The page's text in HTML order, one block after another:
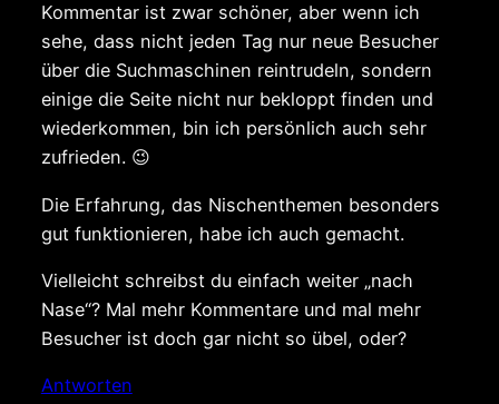
Kommentar ist zwar schöner, aber wenn ich
sehe, dass nicht jeden Tag nur neue Besucher
über die Suchmaschinen reintrudeln, sondern
einige die Seite nicht nur bekloppt finden und
wiederkommen, bin ich persönlich auch sehr
zufrieden. 😉
Die Erfahrung, das Nischenthemen besonders
gut funktionieren, habe ich auch gemacht.
Vielleicht schreibst du einfach weiter „nach
Nase“? Mal mehr Kommentare und mal mehr
Besucher ist doch gar nicht so übel, oder?
Antworten